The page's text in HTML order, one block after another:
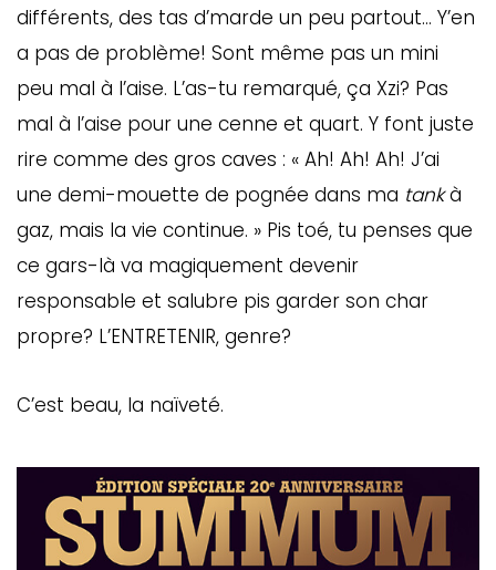
différents, des tas d’marde un peu partout… Y’en
a pas de problème! Sont même pas un mini
peu mal à l’aise. L’as-tu remarqué, ça Xzi? Pas
mal à l’aise pour une cenne et quart. Y font juste
rire comme des gros caves : « Ah! Ah! Ah! J’ai
une demi-mouette de pognée dans ma tankà
gaz, mais la vie continue. » Pis toé, tu penses que
ce gars-là va magiquement devenir
responsable et salubre pis garder son char
propre? L’ENTRETENIR, genre?
C’est beau, la naïveté.